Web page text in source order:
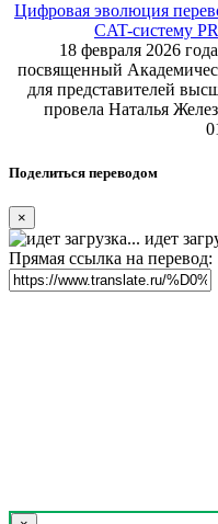
Цифровая эволюция
CAT-систему
18 февраля 2026
посвященный
для представителей
провела Наталья
Поделиться переводом
×
идет
Прямая ссылка на перевод: